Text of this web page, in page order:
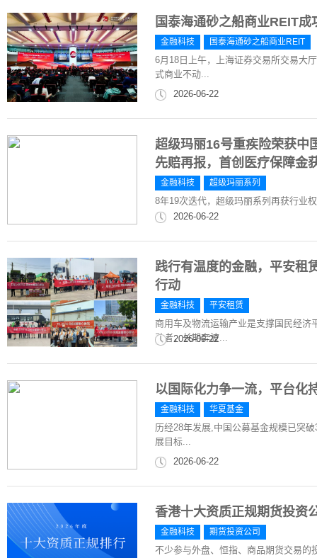
国泰海通砂之船商业REIT成
金融科技 国泰海通砂之船商业REIT
6月18日上午，上海证券交易所交易大
式商业不动...
2026-06-22
超级玛丽16号重疾险荣获
先赔再报，首创医疗保障金
金融科技 超级玛丽系列
8年19次迭代，超级玛丽系列再获行业
2026-06-22
践行有温度的金融，平安租
行动
金融科技 平安租赁
商用车及物流运输产业是支撑国民经济
动者，长期奔波...
2026-06-22
以国际化力争一流，平台化
金融科技 华夏基金
历经28年发展,中国公募基金规模已突
展目标...
2026-06-22
香港十大资质正规期货投资
金融科技 期货投资公司
不少参与外盘、恒指、商品期货交易的